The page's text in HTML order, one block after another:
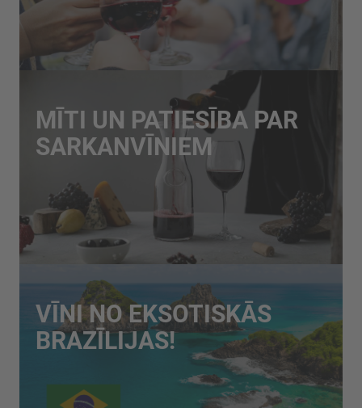
MĪTI UN PATIESĪBA PAR
SARKANVĪNIEM
VĪNI NO EKSOTISKĀS
BRAZĪLIJAS!